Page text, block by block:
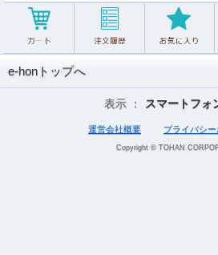
e-honトップへ
表示 ： スマートフォ
運営会社概要 プライバシ
Copyright © TOHAN